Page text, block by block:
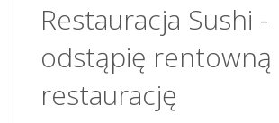
Restauracja Sushi -
odstąpię rentowną
restaurację